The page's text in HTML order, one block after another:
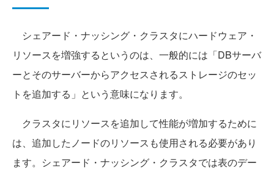
シェアード・ナッシング・クラスタにハードウェア・
リソースを増強するというのは、一般的には「DBサーバ
ーとそのサーバーからアクセスされるストレージのセッ
トを追加する」という意味になります。
クラスタにリソースを追加して性能が増加するために
は、追加したノードのリソースも使用される必要があり
ます。シェアード・ナッシング・クラスタでは表のデー